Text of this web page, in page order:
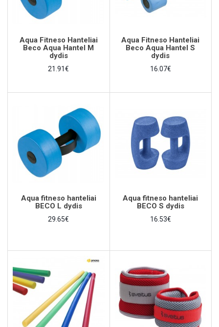
Aqua Fitneso Hanteliai
Beco Aqua Hantel M
dydis
21.91€
Aqua Fitneso Hanteliai
Beco Aqua Hantel S
dydis
16.07€
Aqua fitneso hanteliai
BECO L dydis
29.65€
Aqua fitneso hanteliai
BECO S dydis
16.53€